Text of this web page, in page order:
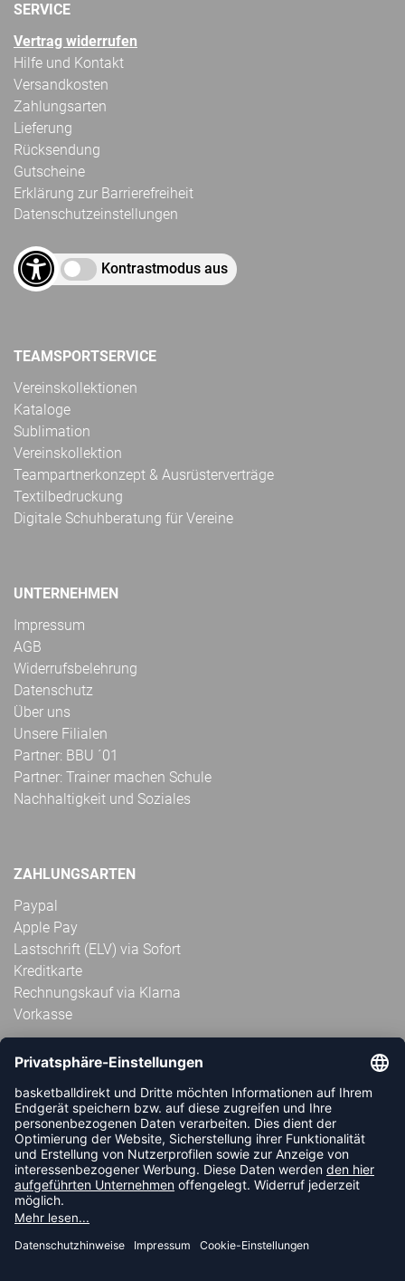
SERVICE
Vertrag widerrufen
Hilfe und Kontakt
Versandkosten
Zahlungsarten
Lieferung
Rücksendung
Gutscheine
Erklärung zur Barrierefreiheit
Datenschutzeinstellungen
Kontrastmodus aus
TEAMSPORTSERVICE
Vereinskollektionen
Kataloge
Sublimation
Vereinskollektion
Teampartnerkonzept & Ausrüsterverträge
Textilbedruckung
Digitale Schuhberatung für Vereine
UNTERNEHMEN
Impressum
AGB
Widerrufsbelehrung
Datenschutz
Über uns
Unsere Filialen
Partner: BBU ´01
Partner: Trainer machen Schule
Nachhaltigkeit und Soziales
ZAHLUNGSARTEN
Paypal
Apple Pay
Lastschrift (ELV) via Sofort
Kreditkarte
Rechnungskauf via Klarna
Vorkasse
ABONNIERE JETZT DEN KOSTENLOSEN
HANDBALLDIREKT-NEWSLETTER UND VERPASSE KEINE
NEUIGKEIT ODER AKTION MEHR.
JETZT ANMELDEN